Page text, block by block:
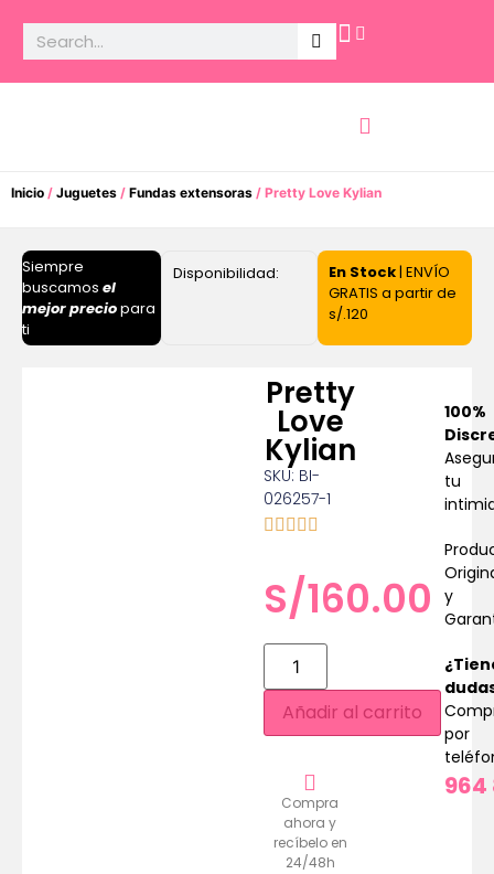
Inicio / Juguetes / Fundas extensoras / Pretty Love Kylian
Siempre
buscamos el
mejor preciopara
ti
Disponibilidad: En Stock| ENVÍO
GRATIS a partir de
s/.120
Pretty
Love
Kylian
SKU: BI-
026257-1
S/160.00
Añadir al carrito
Compra
ahora y
recíbelo en
24/48h
100%
tu
y
por
964